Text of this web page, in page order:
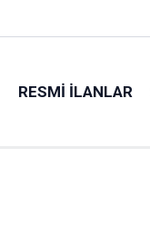
RESMI İLANLAR